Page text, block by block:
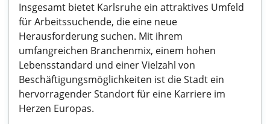
Insgesamt bietet Karlsruhe ein attraktives Umfeld
für Arbeitssuchende, die eine neue
Herausforderung suchen. Mit ihrem
umfangreichen Branchenmix, einem hohen
Lebensstandard und einer Vielzahl von
Beschäftigungsmöglichkeiten ist die Stadt ein
hervorragender Standort für eine Karriere im
Herzen Europas.